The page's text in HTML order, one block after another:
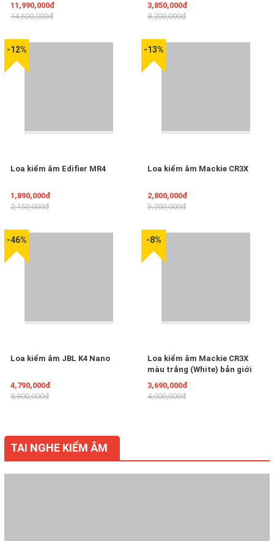
11,990,000đ
14,600,000đ
3,850,000đ
8,200,000đ
-12%
Loa kiểm âm Edifier MR4
1,890,000đ
2,150,000đ
-13%
Loa kiểm âm Mackie CR3X
2,800,000đ
3,200,000đ
-46%
Loa kiểm âm JBL K4 Nano
4,790,000đ
8,800,000đ
-8%
Loa kiểm âm Mackie CR3X
màu trắng (White) bản giới
hạn limited
3,690,000đ
4,000,000đ
TAI NGHE KIỂM ÂM